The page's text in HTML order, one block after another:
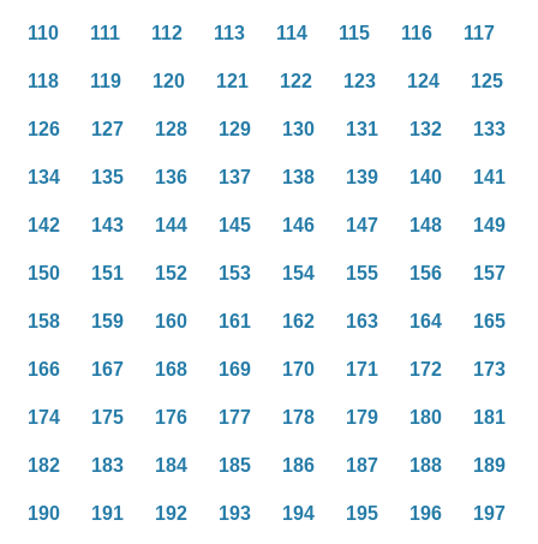
110 111 112 113 114 115 116 117
118 119 120 121 122 123 124 125
126 127 128 129 130 131 132 133
134 135 136 137 138 139 140 141
142 143 144 145 146 147 148 149
150 151 152 153 154 155 156 157
158 159 160 161 162 163 164 165
166 167 168 169 170 171 172 173
174 175 176 177 178 179 180 181
182 183 184 185 186 187 188 189
190 191 192 193 194 195 196 197